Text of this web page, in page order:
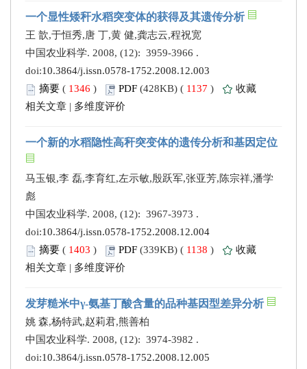
一个显性矮秆水稻突变体的获得及其遗传分析
王 歆,于恒秀,唐 丁,黄 健,龚志云,程祝宽
中国农业科学. 2008, (12): 3959-3966 .
doi:10.3864/j.issn.0578-1752.2008.12.003
摘要 ( 1346 ) PDF (428KB) ( 1137 )
收藏
相关文章 | 多维度评价
一个新的水稻隐性高秆突变体的遗传分析和基因定位
马玉银,李 磊,李育红,左示敏,殷跃军,张亚芳,陈宗祥,潘学
彪
中国农业科学. 2008, (12): 3967-3973 .
doi:10.3864/j.issn.0578-1752.2008.12.004
摘要 ( 1403 ) PDF (339KB) ( 1138 )
收藏
相关文章 | 多维度评价
发芽糙米中γ-氨基丁酸含量的品种基因型差异分析
姚 森,杨特武,赵莉君,熊善柏
中国农业科学. 2008, (12): 3974-3982 .
doi:10.3864/j.issn.0578-1752.2008.12.005